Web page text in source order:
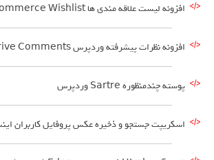
افزونه لیست علاقه مندی ها WooCommerce Wishlist ووکامرس
افزونه نظرات پیشرفته وردپرس Thrive Comments
پوسته چندمنظوره Sartre وردپرس
اسکریپت جستجو و ذخیره عکس پروفایل کاربران